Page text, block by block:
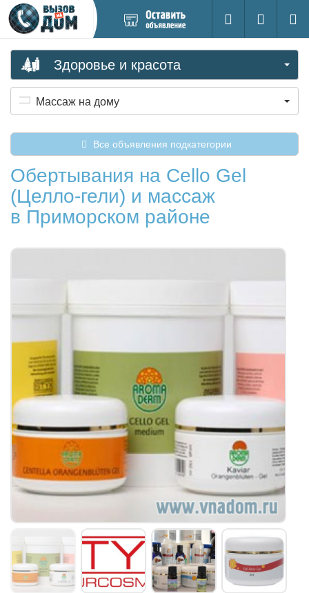
новое
Поиск
Вход на
Здоровье и красота
Массаж на дому
Все объявления подкатегории
Обертывания на Cello Gel
(Целло-гели) и массаж
в Приморском районе